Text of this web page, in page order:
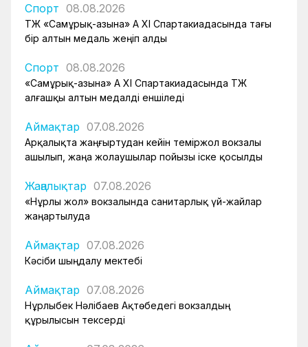
Спорт 08.08.2026
ҚТЖ «Самұрық-Қазына» АҚ XI Спартакиадасында тағы
бір алтын медаль жеңіп алды
Спорт 08.08.2026
«Самұрық-Қазына» АҚ XI Спартакиадасында ҚТЖ
алғашқы алтын медалді еншіледі
Аймақтар 07.08.2026
Арқалықта жаңғыртудан кейін теміржол вокзалы
ашылып, жаңа жолаушылар пойызы іске қосылды
Жаңалықтар 07.08.2026
«Нұрлы жол» вокзалында санитарлық үй-жайлар
жаңартылуда
Аймақтар 07.08.2026
Кәсіби шыңдалу мектебі
Аймақтар 07.08.2026
Нұрлыбек Нәлібаев Ақтөбедегі вокзалдың
құрылысын тексерді